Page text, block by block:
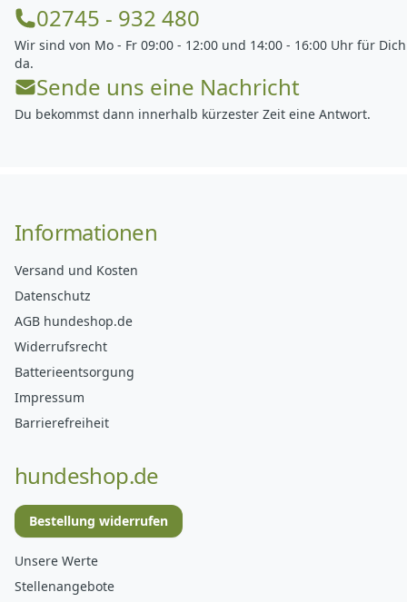
02745 - 932 480
Wir sind von Mo - Fr 09:00 - 12:00 und 14:00 - 16:00 Uhr für Dich
da.
Sende uns eine Nachricht
Du bekommst dann innerhalb kürzester Zeit eine Antwort.
Informationen
Versand und Kosten
Datenschutz
AGB hundeshop.de
Widerrufsrecht
Batterieentsorgung
Impressum
Barrierefreiheit
hundeshop.de
Bestellung widerrufen
Unsere Werte
Stellenangebote